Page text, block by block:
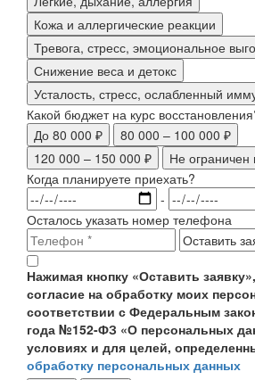
Кожа и аллергические реакции
Тревога, стресс, эмоциональное
Снижение веса и детокс
Усталость, стресс, ослабленный
Какой бюджет на курс
До 80 000 ₽
80 000 – 100 000 ₽
120 000 – 150 000 ₽
Не
Когда планируете приехать?
-
Осталось указать номер телефона
Нажимая кнопку «Оставить
согласие на обработку моих
соответствии с Федеральным
года №152-ФЗ «О персональных
условиях и для целей,
обработку персональных данных